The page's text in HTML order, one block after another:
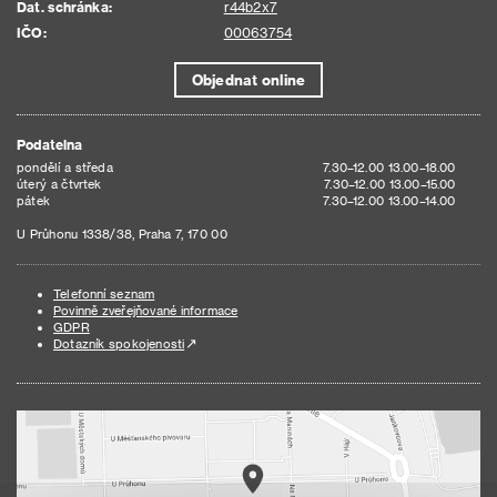
Dat. schránka:
r44b2x7
IČO:
00063754
Objednat online
Podatelna
pondělí a středa
7.30–12.00 13.00–18.00
úterý a čtvrtek
7.30–12.00 13.00–15.00
pátek
7.30–12.00 13.00–14.00
U Průhonu 1338/38, Praha 7, 170 00
Telefonní seznam
Povinně zveřejňované informace
GDPR
Dotazník spokojenosti